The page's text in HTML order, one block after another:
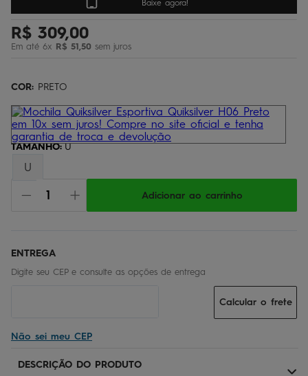
Baixe agora!
R$ 309,00
Em até 6x R$ 51,50 sem juros
COR: PRETO
TAMANHO: U
U
Adicionar ao carrinho
Não sei meu CEP
Calcular o frete
DESCRIÇÃO DO PRODUTO
5º regata
6º óculos
8 º boardshort
9º chinelo
10º calça